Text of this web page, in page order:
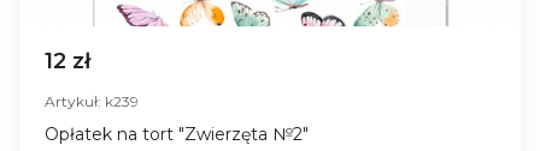
12 zł
Artykuł: k239
Opłatek na tort "Zwierzęta №2"